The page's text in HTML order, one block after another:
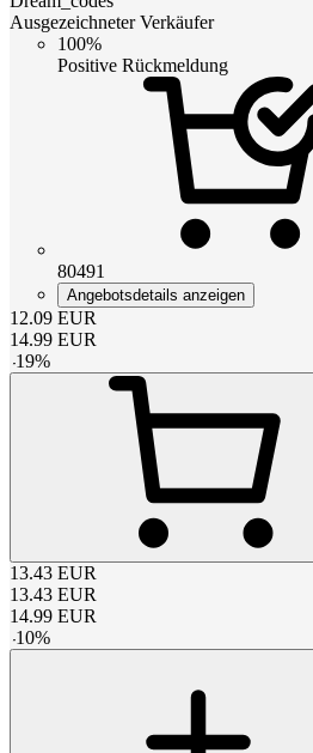
Ausgezeichneter Verkäufer
100%
Positive Rückmeldung
80491
Angebotsdetails anzeigen
12.09 EUR
14.99 EUR
-19%
13.43 EUR
13.43 EUR
14.99 EUR
-10%